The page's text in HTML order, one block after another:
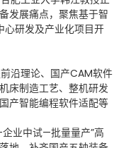
发展痛点，聚焦基于智
心研发及产业化项目开
沿理论、国产CAM软件
床制造工艺、整机研发
产智能编程软件适配等
业中试—批量量产”高